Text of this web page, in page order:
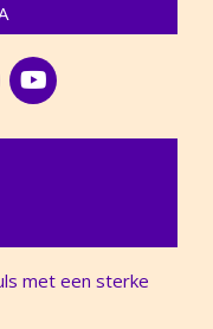
met een sterke